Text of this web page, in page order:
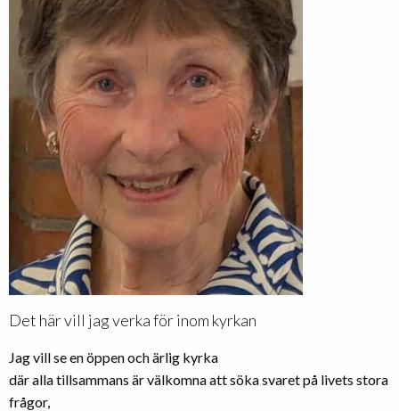
Det här vill jag verka för inom kyrkan
Jag vill se en öppen och ärlig kyrka
där alla tillsammans är välkomna att söka svaret på livets stora
frågor,